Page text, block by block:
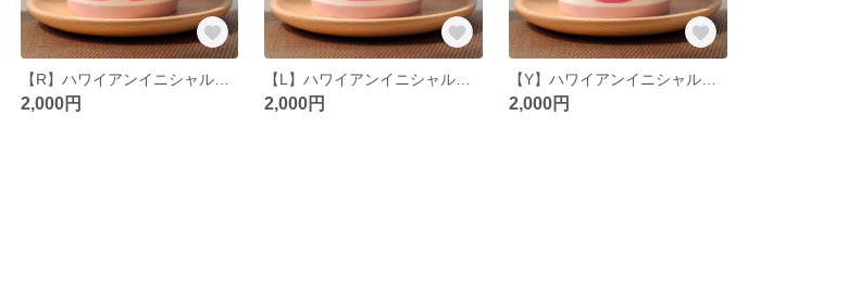
【R】ハワイアンイニシャルマグカップ
2,000円 2,000円 2,000円